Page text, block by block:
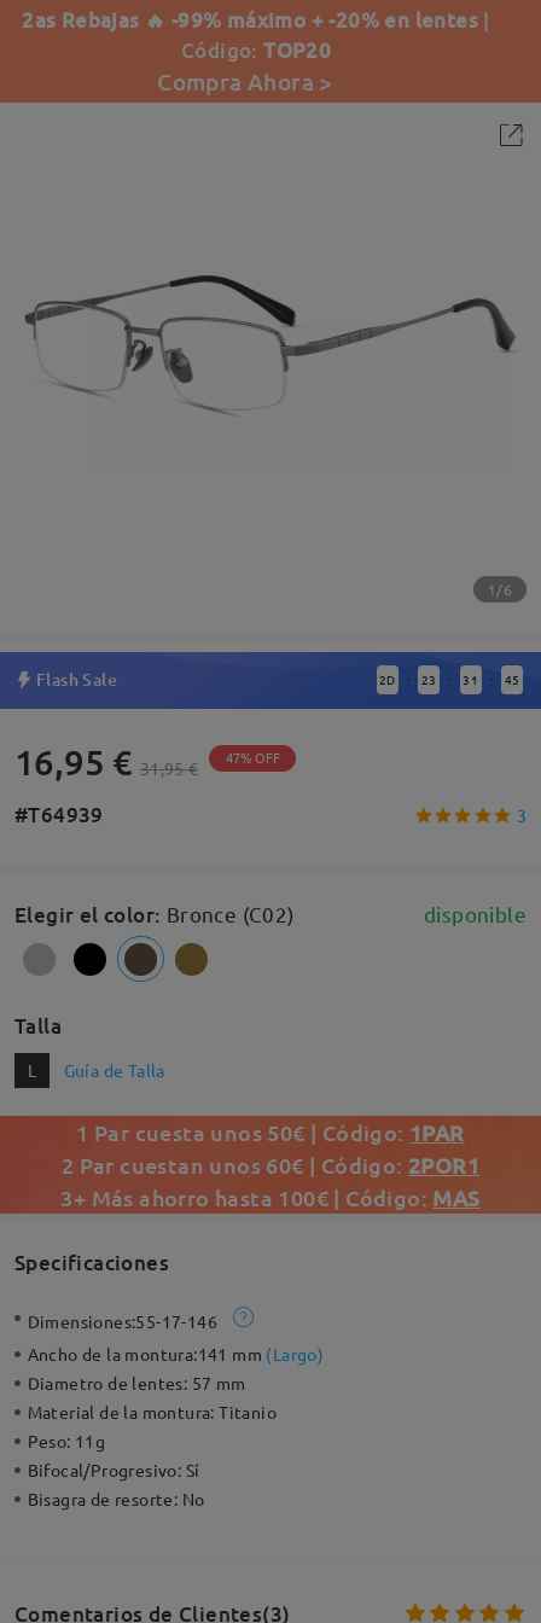
2as Rebajas 🔥 -99% máximo + -20% en lentes |
Código:TOP20
Compra Ahora >
1/6
Flash Sale 2D : 23 : 31 : 45
16,95 € 31,95 € 47% OFF
#T64939 3
Elegir el color: Bronce (C02) disponible
Talla
L Guía de Talla
1 Par cuesta unos 50€ | Código: 1PAR
2 Par cuestan unos 60€ | Código: 2POR1
3+ Más ahorro hasta 100€ | Código: MAS
Specificaciones
Dimensiones:55-17-146
Ancho de la montura:141 mm (Largo)
Diametro de lentes: 57 mm
Material de la montura:Titanio
Peso: 11g
Bifocal/Progresivo: Sí
Bisagra de resorte: No
Comentarios de Clientes(3)